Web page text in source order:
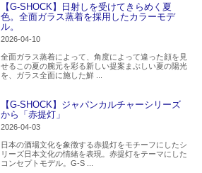
【G-SHOCK】日射しを受けてきらめく夏
色。全面ガラス蒸着を採用したカラーモデ
ル。
2026-04-10
全面ガラス蒸着によって、角度によって違った顔を見
せるこの夏の腕元を彩る新しい提案まぶしい夏の陽光
を、ガラス全面に施した鮮 ...
【G-SHOCK】ジャパンカルチャーシリーズ
から「赤提灯」
2026-04-03
日本の酒場文化を象徴する赤提灯をモチーフにしたシ
リーズ日本文化の情緒を表現。赤提灯をテーマにした
コンセプトモデル。G-S ...